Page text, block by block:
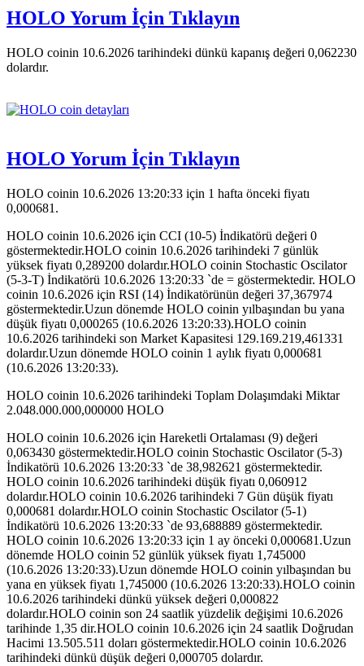
HOLO Yorum İçin Tıklayın
HOLO coinin 10.6.2026 tarihindeki dünkü kapanış değeri 0,062230
dolardır.
HOLO Yorum İçin Tıklayın
HOLO coinin 10.6.2026 13:20:33 için 1 hafta önceki fiyatı
0,000681.
HOLO coinin 10.6.2026 için CCI (10-5) İndikatörü değeri 0
göstermektedir.HOLO coinin 10.6.2026 tarihindeki 7 günlük
yüksek fiyatı 0,289200 dolardır.HOLO coinin Stochastic Oscilator
(5-3-T) İndikatörü 10.6.2026 13:20:33 `de = göstermektedir. HOLO
coinin 10.6.2026 için RSI (14) İndikatörünün değeri 37,367974
göstermektedir.Uzun dönemde HOLO coinin yılbaşından bu yana
düşük fiyatı 0,000265 (10.6.2026 13:20:33).HOLO coinin
10.6.2026 tarihindeki son Market Kapasitesi 129.169.219,461331
dolardır.Uzun dönemde HOLO coinin 1 aylık fiyatı 0,000681
(10.6.2026 13:20:33).
HOLO coinin 10.6.2026 tarihindeki Toplam Dolaşımdaki Miktar
2.048.000.000,000000 HOLO
HOLO coinin 10.6.2026 için Hareketli Ortalaması (9) değeri
0,063430 göstermektedir.HOLO coinin Stochastic Oscilator (5-3)
İndikatörü 10.6.2026 13:20:33 `de 38,982621 göstermektedir.
HOLO coinin 10.6.2026 tarihindeki düşük fiyatı 0,060912
dolardır.HOLO coinin 10.6.2026 tarihindeki 7 Gün düşük fiyatı
0,000681 dolardır.HOLO coinin Stochastic Oscilator (5-1)
İndikatörü 10.6.2026 13:20:33 `de 93,688889 göstermektedir.
HOLO coinin 10.6.2026 13:20:33 için 1 ay önceki 0,000681.Uzun
dönemde HOLO coinin 52 günlük yüksek fiyatı 1,745000
(10.6.2026 13:20:33).Uzun dönemde HOLO coinin yılbaşından bu
yana en yüksek fiyatı 1,745000 (10.6.2026 13:20:33).HOLO coinin
10.6.2026 tarihindeki dünkü yüksek değeri 0,000822
dolardır.HOLO coinin son 24 saatlik yüzdelik değişimi 10.6.2026
tarihinde 1,35 dir.HOLO coinin 10.6.2026 için 24 saatlik Doğrudan
Hacimi 13.505.511 doları göstermektedir.HOLO coinin 10.6.2026
tarihindeki dünkü düşük değeri 0,000705 dolardır.